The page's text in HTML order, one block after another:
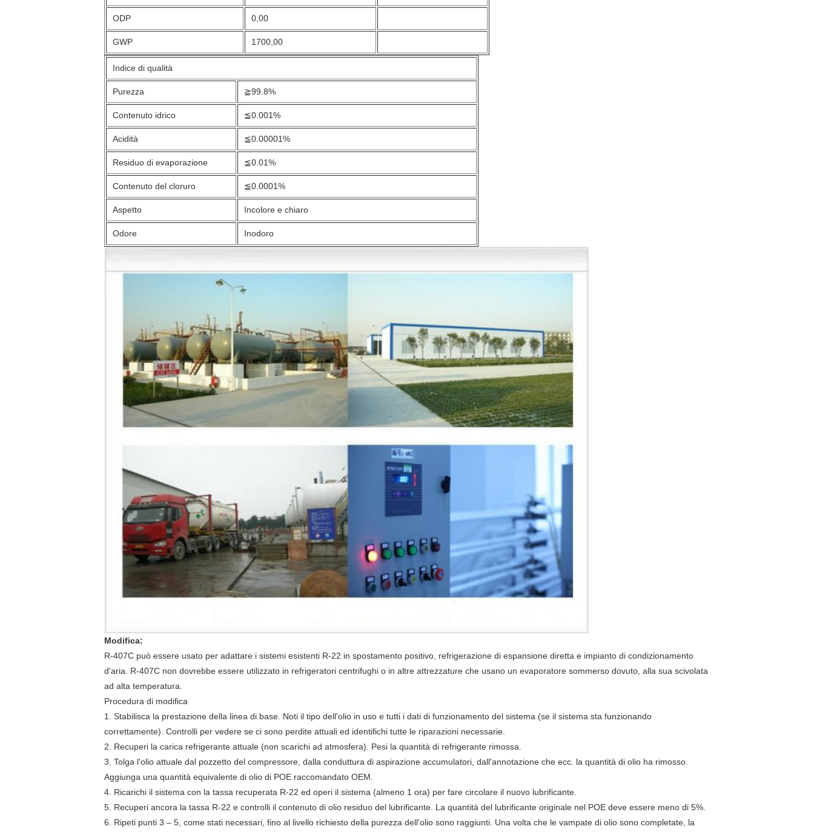
ODP 0,00
GWP 1700,00
Indice di qualità
Purezza ≧99.8%
Contenuto idrico ≦0.001%
Acidità ≦0.00001%
Residuo di evaporazione ≦0.01%
Contenuto del cloruro ≦0.0001%
Aspetto Incolore e chiaro
Odore Inodoro
Modifica:
R-407C può essere usato per adattare i sistemi esistenti R-22 in spostamento positivo, refrigerazione di espansione diretta e impianto di condizionamento
d'aria. R-407C non dovrebbe essere utilizzato in refrigeratori centrifughi o in altre attrezzature che usano un evaporatore sommerso dovuto, alla sua scivolata
ad alta temperatura.
Procedura di modifica
1. Stabilisca la prestazione della linea di base. Noti il tipo dell'olio in uso e tutti i dati di funzionamento del sistema (se il sistema sta funzionando
correttamente). Controlli per vedere se ci sono perdite attuali ed identifichi tutte le riparazioni necessarie.
2. Recuperi la carica refrigerante attuale (non scarichi ad atmosfera). Pesi la quantità di refrigerante rimossa.
3. Tolga l'olio attuale dal pozzetto del compressore, dalla conduttura di aspirazione accumulatori, dall'annotazione che ecc. la quantità di olio ha rimosso.
Aggiunga una quantità equivalente di olio di POE raccomandato OEM.
4. Ricarichi il sistema con la tassa recuperata R-22 ed operi il sistema (almeno 1 ora) per fare circolare il nuovo lubrificante.
5. Recuperi ancora la tassa R-22 e controlli il contenuto di olio residuo del lubrificante. La quantità del lubrificante originale nel POE deve essere meno di 5%.
6. Ripeti punti 3 – 5, come stati necessari, fino al livello richiesto della purezza dell'olio sono raggiunti. Una volta che le vampate di olio sono completate, la